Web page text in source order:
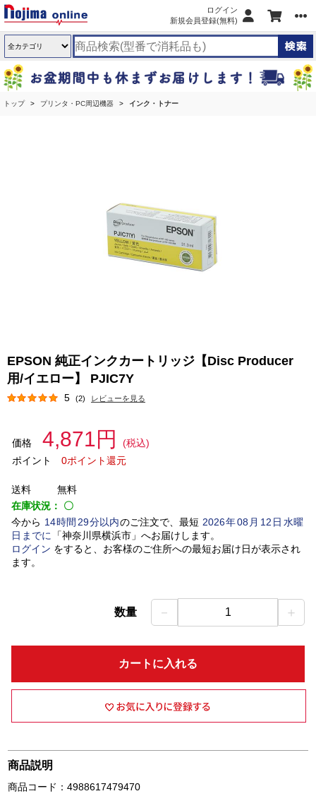
ログイン
新規会員登録(無料)
トップ プリンタ・PC周辺機器 インク・トナー
EPSON 純正インクカートリッジ【Disc Producer
用/イエロー】 PJIC7Y
5 (2) レビューを見る
価格 4,871円
(税込)
ポイント
0ポイント還元
送料
無料
在庫状況： 〇
今から 14時間 29分以内のご注文で、最短 2026年08 月 12 日水曜
日 までに 「神奈川県横浜市」 へお届けします。
ログイン をすると、お客様のご住所への最短お届け日が表示され
ます。
数量 － 1 ＋
カートに入れる
商品説明
商品コード：4988617479470